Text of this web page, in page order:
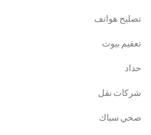
تصليح هواتف
تعقيم بيوت
حداد
شركات نقل
صحي سباك